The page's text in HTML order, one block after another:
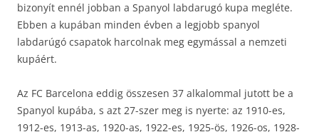
bizonyít ennél jobban a Spanyol labdarugó kupa megléte.
Ebben a kupában minden évben a legjobb spanyol
labdarúgó csapatok harcolnak meg egymással a nemzeti
kupáért.
Az FC Barcelona eddig összesen 37 alkalommal jutott be a
Spanyol kupába, s azt 27-szer meg is nyerte: az 1910-es,
1912-es, 1913-as, 1920-as, 1922-es, 1925-ös, 1926-os, 1928-